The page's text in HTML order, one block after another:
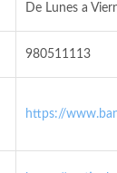
De Lunes a
980511113
https://